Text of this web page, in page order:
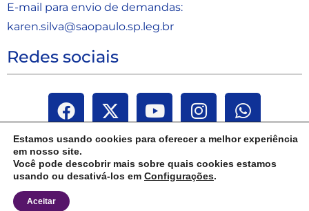
E-mail para envio de demandas:
karen.silva@saopaulo.sp.leg.br
Redes sociais
Estamos usando cookies para oferecer a melhor experiência
em nosso site.
Você pode descobrir mais sobre quais cookies estamos
usando ou desativá-los em Configurações.
Aceitar